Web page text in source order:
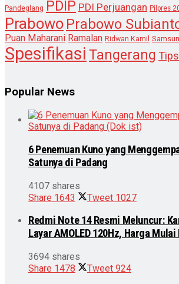
Pandeglang PDIP PDI Perjuangan Pilpres
Prabowo Prabowo
Puan Maharani Ramalan Ridwan Kamil
Spesifikasi Tangerang Tips
Popular News
6 Penemuan Kuno yang
Satunya di Padang
4107 shares
Share 1643 Tweet 1027
Redmi Note 14 Resmi Meluncur:
Layar AMOLED 120Hz, Harga
3694 shares
Share 1478 Tweet 924